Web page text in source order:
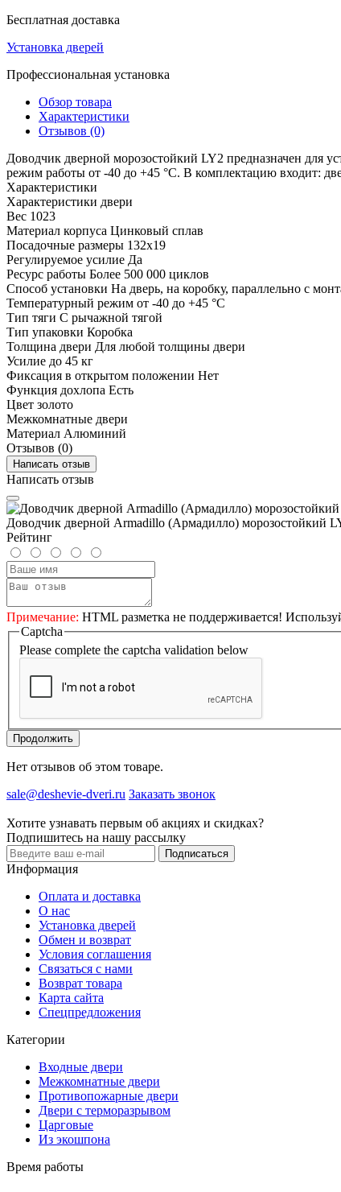
Бесплатная доставка
Установка дверей
Профессиональная установка
Обзор товара
Характеристики
Отзывов (0)
Доводчик дверной морозостойкий LY2 предназначен для
режим работы от -40 до +45 °С. В комплектацию входит:
Характеристики
Характеристики двери
Вес 1023
Материал корпуса Цинковый сплав
Посадочные размеры 132x19
Регулируемое усилие Да
Ресурс работы Более 500 000 циклов
Способ установки На дверь, на коробку, параллельно с
Температурный режим от -40 до +45 °С
Тип тяги С рычажной тягой
Тип упаковки Коробка
Толщина двери Для любой толщины двери
Усилие до 45 кг
Фиксация в открытом положении Нет
Функция дохлопа Есть
Цвет золото
Межкомнатные двери
Материал Алюминий
Отзывов (0)
Написать отзыв
Написать отзыв
Доводчик дверной Armadillo (Армадилло) морозостойкий
Рейтинг
Примечание: HTML разметка не поддерживается!
Captcha
Please complete the captcha validation below
Продолжить
Нет отзывов об этом товаре.
sale@deshevie-dveri.ru Заказать звонок
Хотите узнавать первым об акциях и скидках?
Подпишитесь на нашу рассылку
Подписаться
Информация
Оплата и доставка
О нас
Установка дверей
Обмен и возврат
Условия соглашения
Связаться с нами
Возврат товара
Карта сайта
Спецпредложения
Категории
Входные двери
Межкомнатные двери
Противопожарные двери
Двери с терморазрывом
Царговые
Из экошпона
Время работы